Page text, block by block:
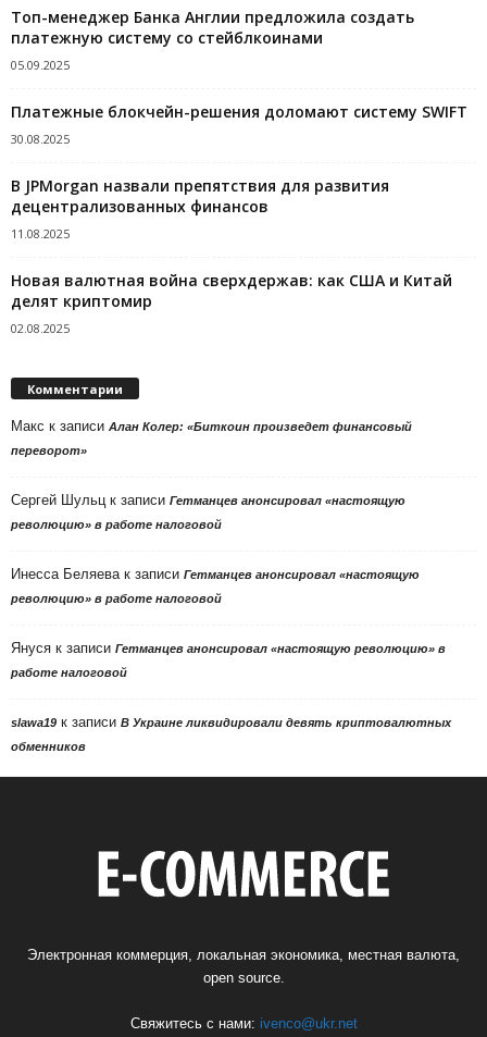
Топ-менеджер Банка Англии предложила создать
платежную систему со стейблкоинами
05.09.2025
Платежные блокчейн-решения доломают систему SWIFT
30.08.2025
В JPMorgan назвали препятствия для развития
децентрализованных финансов
11.08.2025
Новая валютная война сверхдержав: как США и Китай
делят криптомир
02.08.2025
Комментарии
Макс к записи Алан Колер: «Биткоин произведет финансовый
переворот»
Сергей Шульц к записи Гетманцев анонсировал «настоящую
революцию» в работе налоговой
Инесса Беляева к записи Гетманцев анонсировал «настоящую
революцию» в работе налоговой
Януся к записи Гетманцев анонсировал «настоящую революцию» в
работе налоговой
slawa19 к записи В Украине ликвидировали девять криптовалютных
обменников
Электронная коммерция, локальная экономика, местная валюта,
open source.
Свяжитесь с нами: ivenco@ukr.net